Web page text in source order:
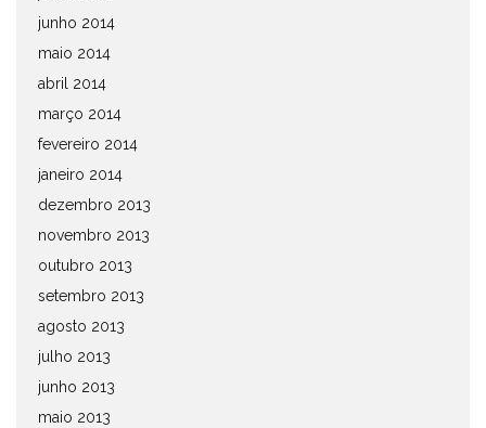
junho 2014
maio 2014
abril 2014
março 2014
fevereiro 2014
janeiro 2014
dezembro 2013
novembro 2013
outubro 2013
setembro 2013
agosto 2013
julho 2013
junho 2013
maio 2013